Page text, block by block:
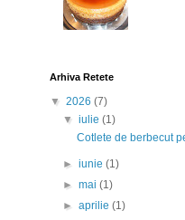
Arhiva Retete
▼ 2026 (7)
▼iulie(1)
Cotlete de berbecut
►iunie(1)
►mai(1)
►aprilie(1)